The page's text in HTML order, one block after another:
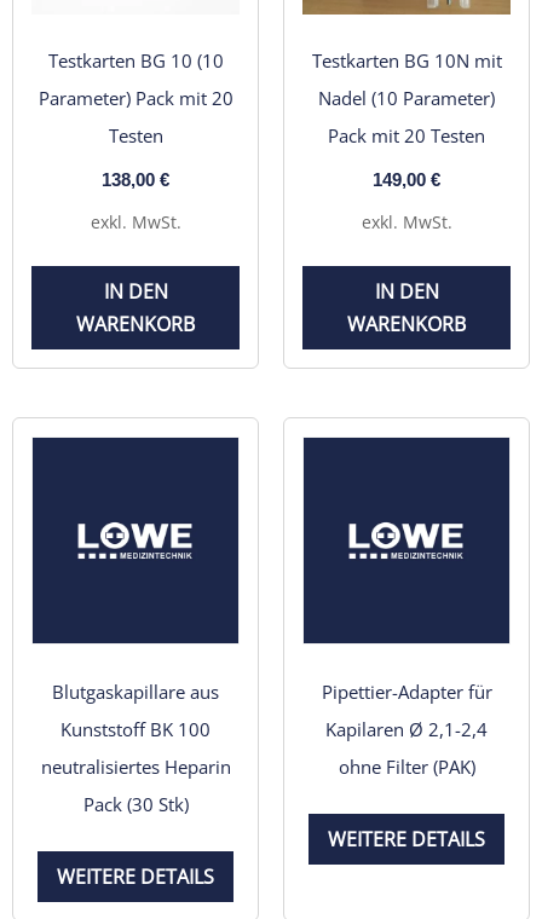
Testkarten BG 10 (10
Parameter) Pack mit 20
Testen
138,00 €
exkl. MwSt.
IN DEN
WARENKORB
Testkarten BG 10N mit
Nadel (10 Parameter)
Pack mit 20 Testen
149,00 €
exkl. MwSt.
IN DEN
WARENKORB
Blutgaskapillare aus
Kunststoff BK 100
neutralisiertes Heparin
Pack (30 Stk)
WEITERE DETAILS
Pipettier-Adapter für
Kapilaren Ø 2,1-2,4
ohne Filter (PAK)
WEITERE DETAILS